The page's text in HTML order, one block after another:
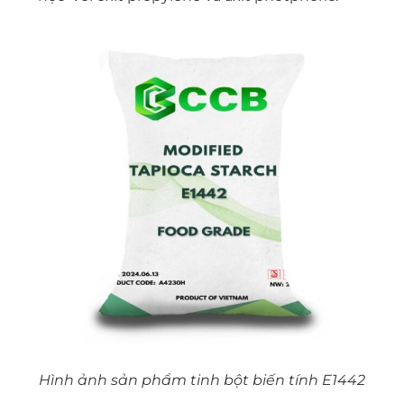
Hình ảnh sản phẩm tinh bột biến tính E1442